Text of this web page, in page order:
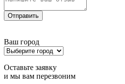
Отправить
Ваш город
Оставьте заявку
и мы вам перезвоним